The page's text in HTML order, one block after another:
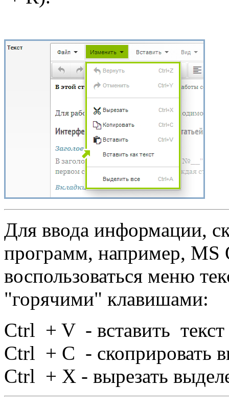
Для ввода информации,
программ, например,
воспользоваться меню
"горячими" клавишами:
Ctrl + V - вставить текст
Ctrl + С - скоприровать
Ctrl + Х - вырезать